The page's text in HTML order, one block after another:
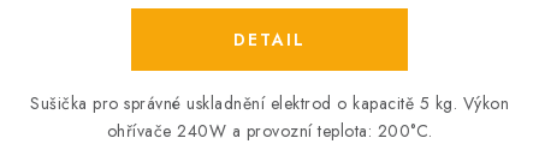
Sušička pro správné uskladnění elektrod o kapacitě 5 kg. Výkon
ohřívače 240W a provozní teplota: 200°C.